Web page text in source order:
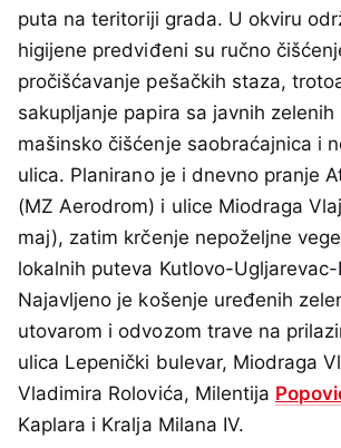
puta na teritoriji grada. U okviru
higijene predviđeni su ručno
pročišćavanje pešačkih staza,
sakupljanje papira sa javnih zelenih
mašinsko čišćenje saobraćajnica i
ulica. Planirano je i dnevno pranje
(MZ Aerodrom) i ulice Miodraga
maj), zatim krčenje nepoželjne
lokalnih puteva Kutlovo-
Najavljeno je košenje uređenih
utovarom i odvozom trave na
ulica Lepenički bulevar, Miodraga
Vladimira Rolovića, Milentija
Kaplara i Kralja Milana IV.